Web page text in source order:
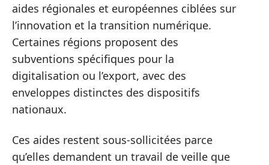
aides régionales et européennes ciblées sur
l’innovation et la transition numérique.
Certaines régions proposent des
subventions spécifiques pour la
digitalisation ou l’export, avec des
enveloppes distinctes des dispositifs
nationaux.
Ces aides restent sous-sollicitées parce
qu’elles demandent un travail de veille que